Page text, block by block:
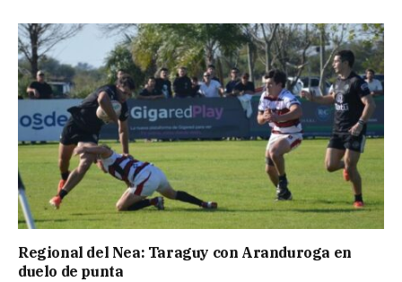
Regional del Nea: Taraguy con Aranduroga en
duelo de punta